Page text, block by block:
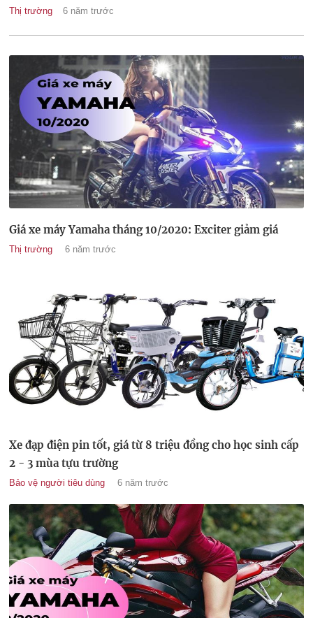
Thị trường 6 năm trước
Giá xe máy Yamaha tháng 10/2020: Exciter giảm giá
Thị trường 6 năm trước
Xe đạp điện pin tốt, giá từ 8 triệu đồng cho học sinh cấp
2 - 3 mùa tựu trường
Bảo vệ người tiêu dùng 6 năm trước